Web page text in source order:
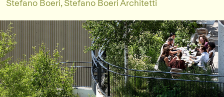
Stefano Boeri, Stefano Boeri Architetti